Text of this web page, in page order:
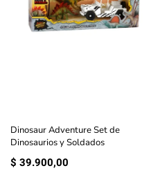
Dinosaur Adventure Set de
Dinosaurios y Soldados
$ 39.900,00